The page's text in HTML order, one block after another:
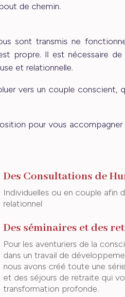
de chemin.
sont transmis ne
propre. Il est nécessaire de
et relationnelle.
vers un couple conscient,
pour vous accompagner
Des Consultations de
Individuelles ou en couple afin
relationnel
Des séminaires et des
Pour les aventuriers de la
dans un travail de
nous avons créé toute une
et des séjours de retraite qui
transformation profonde.